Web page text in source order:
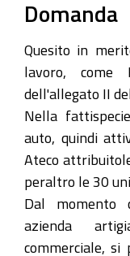
Domanda
Quesito in
lavoro, come
dell'allegato II
Nella
auto, quindi
Ateco
peraltro le 30
Dal momento
azienda
commerciale, si